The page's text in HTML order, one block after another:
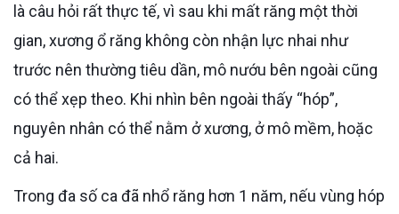
là câu hỏi rất thực tế, vì sau khi mất răng một thời
gian, xương ổ răng không còn nhận lực nhai như
trước nên thường tiêu dần, mô nướu bên ngoài cũng
có thể xẹp theo. Khi nhìn bên ngoài thấy “hóp”,
nguyên nhân có thể nằm ở xương, ở mô mềm, hoặc
cả hai.
Trong đa số ca đã nhổ răng hơn 1 năm, nếu vùng hóp